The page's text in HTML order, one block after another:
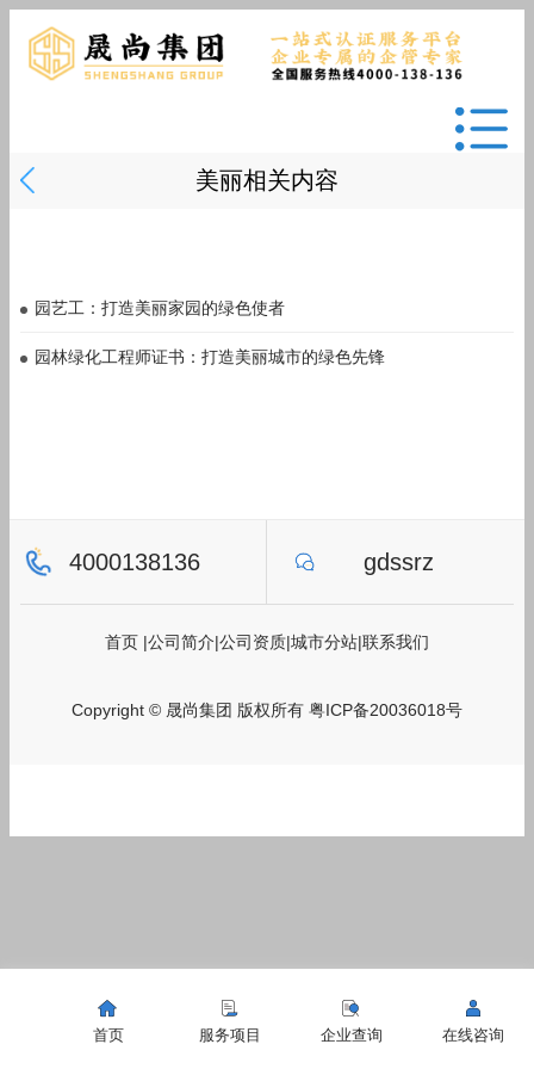
美丽相关内容
园艺工：打造美丽家园的绿色使者
园林绿化工程师证书：打造美丽城市的绿色先锋
4000138136 gdssrz
首页 |公司简介|公司资质|城市分站|联系我们
Copyright © 晟尚集团 版权所有 粤ICP备20036018号
首页 服务项目 企业查询 在线咨询